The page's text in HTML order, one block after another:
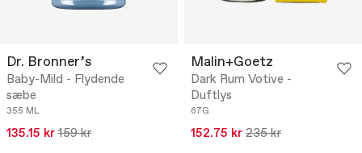
Dr. Bronner’s
Baby-Mild - Flydende
sæbe
355 ML
135.15 kr 159 kr
Malin+Goetz
Dark Rum Votive -
Duftlys
67G
152.75 kr 235 kr